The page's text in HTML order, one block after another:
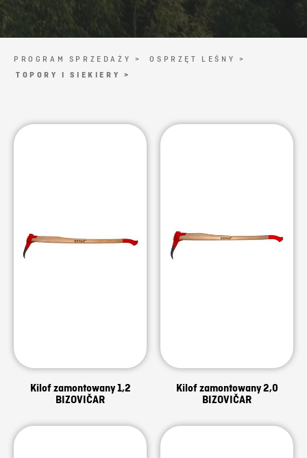
PROGRAM SPRZEDAŻY >
OSPRZĘT LEŚNY >
TOPORY I SIEKIERY >
Kilof zamontowany 1,2
BIZOVIČAR
Kilof zamontowany 2,0
BIZOVIČAR